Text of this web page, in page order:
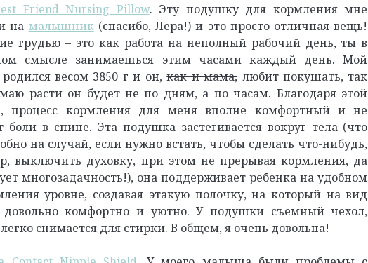
Friend Nursing Pillow. Эту подушку для кормления мне
на малышник(спасибо, Лера!) и это просто отличная вещь!
грудью – это как работа на неполный рабочий день, ты в
смысле занимаешься этим часами каждый день. Мой
весом 3850 г и он,как и мама, любит покушать, так
расти он будет не по дням, а по часам. Благодаря этой
процесс кормления для меня вполне комфортный и не
боли в спине. Эта подушка застегивается вокруг тела (что
на случай, если нужно встать, чтобы сделать что-нибудь,
выключить духовку, при этом не прерывая кормления, да
многозадачность!), она поддерживает ребенка на удобном
уровне, создавая этакую полочку, на который на вид
комфортно и уютно. У подушки съемный чехол,
снимается для стирки. В общем, я очень довольна!